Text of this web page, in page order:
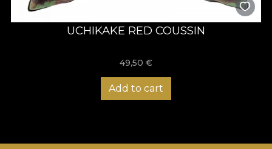
UCHIKAKE RED COUSSIN
49,50 €
Add to cart